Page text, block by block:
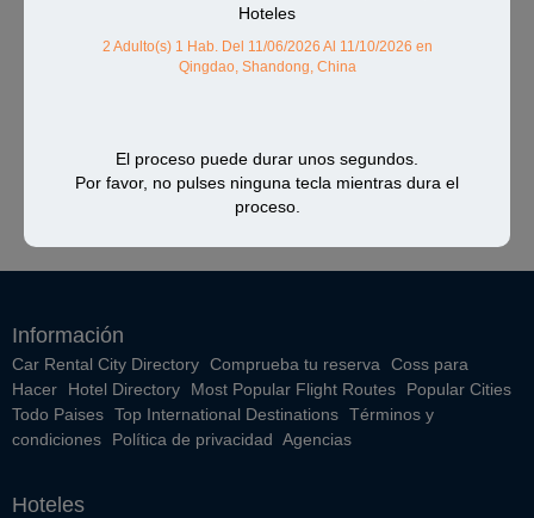
Hoteles
2 Adulto(s) 1 Hab. Del 11/06/2026 Al 11/10/2026 en
Qingdao, Shandong, China
El proceso puede durar unos segundos.
Por favor, no pulses ninguna tecla mientras dura el
proceso.
Información
Car Rental City Directory Comprueba tu reserva
Coss para
Hacer
Hotel Directory Most Popular Flight Routes
Popular Cities
Todo Paises Top International Destinations Términos y
condiciones
Política de privacidad Agencias
Hoteles